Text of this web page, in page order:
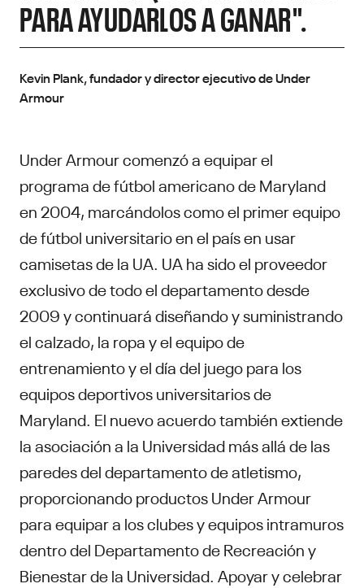
PARA AYUDARLOS A GANAR".
Kevin Plank, fundador y director ejecutivo de Under
Armour
Under Armour comenzó a equipar el
programa de fútbol americano de Maryland
en 2004, marcándolos como el primer equipo
de fútbol universitario en el país en usar
camisetas de la UA. UA ha sido el proveedor
exclusivo de todo el departamento desde
2009 y continuará diseñando y suministrando
el calzado, la ropa y el equipo de
entrenamiento y el día del juego para los
equipos deportivos universitarios de
Maryland. El nuevo acuerdo también extiende
la asociación a la Universidad más allá de las
paredes del departamento de atletismo,
proporcionando productos Under Armour
para equipar a los clubes y equipos intramuros
dentro del Departamento de Recreación y
Bienestar de la Universidad. Apoyar y celebrar